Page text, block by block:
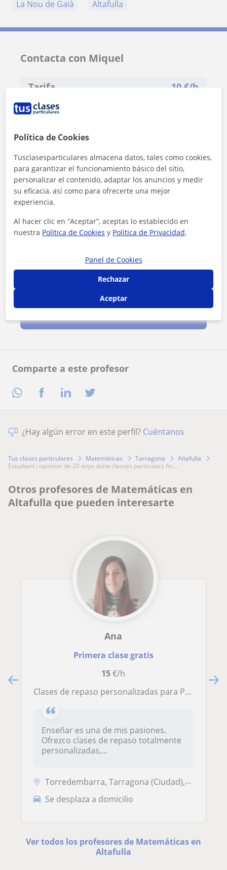
Comparte a este profesor
La Nou de Gaià Altafulla
Contacta con Miquel
Tarifa 10 €/h
1ª clase gratis
¿Hay algún error en este perfil? Cuéntanos
Tus clases particulares Matemáticas Tarragona
Altafulla
estudiant i opositor de 20 anys dona classes particulars fin...
Otros profesores de Matemáticas en
Altafulla que pueden interesarte
Ana
Primera clase gratis
15€/h
Clases de repaso personalizadas para Primaria, ESO y Bachillerato
Enseñar es una de mis pasiones.
Ofrezco clases de repaso totalmente
personalizadas,...
Torredembarra, Tarragona (Ciudad), Altafulla, Reus, Salou, Vila-Seca, ...
Se desplaza a domicilio
Ver todos los profesores de Matemáticas en
Altafulla
Política de Cookies
Tusclasesparticulares almacena datos, tales como cookies,
para garantizar el funcionamiento básico del sitio,
personalizar el contenido, adaptar los anuncios y medir
su eficacia, así como para ofrecerte una mejor
experiencia.
Al hacer clic en “Aceptar”, aceptas lo establecido en
nuestra Política de Cookies y Política de Privacidad.
Panel de Cookies
Rechazar
Aceptar